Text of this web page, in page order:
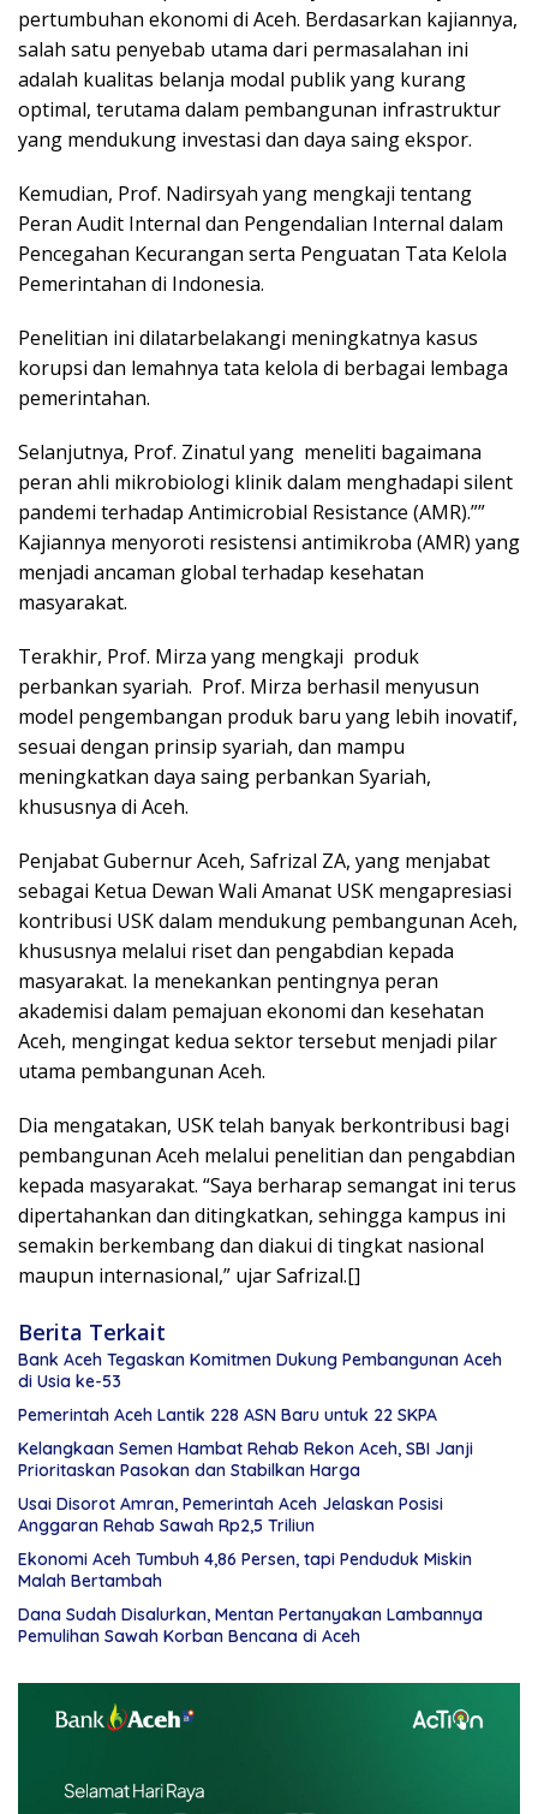
pertumbuhan ekonomi di Aceh. Berdasarkan kajiannya,
salah satu penyebab utama dari permasalahan ini
adalah kualitas belanja modal publik yang kurang
optimal, terutama dalam pembangunan infrastruktur
yang mendukung investasi dan daya saing ekspor.
Kemudian, Prof. Nadirsyah yang mengkaji tentang
Peran Audit Internal dan Pengendalian Internal dalam
Pencegahan Kecurangan serta Penguatan Tata Kelola
Pemerintahan di Indonesia.
Penelitian ini dilatarbelakangi meningkatnya kasus
korupsi dan lemahnya tata kelola di berbagai lembaga
pemerintahan.
Selanjutnya, Prof. Zinatul yang meneliti bagaimana
peran ahli mikrobiologi klinik dalam menghadapi silent
pandemi terhadap Antimicrobial Resistance (AMR).””
Kajiannya menyoroti resistensi antimikroba (AMR) yang
menjadi ancaman global terhadap kesehatan
masyarakat.
Terakhir, Prof. Mirza yang mengkaji produk
perbankan syariah. Prof. Mirza berhasil menyusun
model pengembangan produk baru yang lebih inovatif,
sesuai dengan prinsip syariah, dan mampu
meningkatkan daya saing perbankan Syariah,
khususnya di Aceh.
Penjabat Gubernur Aceh, Safrizal ZA, yang menjabat
sebagai Ketua Dewan Wali Amanat USK mengapresiasi
kontribusi USK dalam mendukung pembangunan Aceh,
khususnya melalui riset dan pengabdian kepada
masyarakat. Ia menekankan pentingnya peran
akademisi dalam pemajuan ekonomi dan kesehatan
Aceh, mengingat kedua sektor tersebut menjadi pilar
utama pembangunan Aceh.
Dia mengatakan, USK telah banyak berkontribusi bagi
pembangunan Aceh melalui penelitian dan pengabdian
kepada masyarakat. “Saya berharap semangat ini terus
dipertahankan dan ditingkatkan, sehingga kampus ini
semakin berkembang dan diakui di tingkat nasional
maupun internasional,” ujar Safrizal.[]
Berita Terkait
Bank Aceh Tegaskan Komitmen Dukung Pembangunan Aceh
di Usia ke-53
Pemerintah Aceh Lantik 228 ASN Baru untuk 22 SKPA
Kelangkaan Semen Hambat Rehab Rekon Aceh, SBI Janji
Prioritaskan Pasokan dan Stabilkan Harga
Usai Disorot Amran, Pemerintah Aceh Jelaskan Posisi
Anggaran Rehab Sawah Rp2,5 Triliun
Ekonomi Aceh Tumbuh 4,86 Persen, tapi Penduduk Miskin
Malah Bertambah
Dana Sudah Disalurkan, Mentan Pertanyakan Lambannya
Pemulihan Sawah Korban Bencana di Aceh